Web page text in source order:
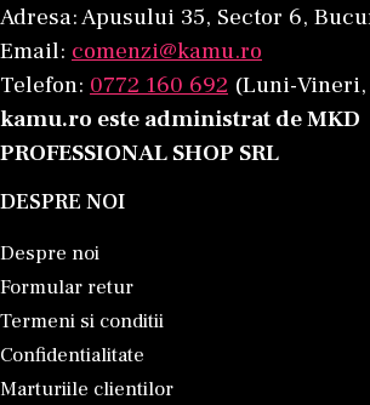
Adresa: Apusului 35, Sector 6,
Email: comenzi@kamu.ro
Telefon: 0772 160 692 (Luni-
kamu.ro este administrat de MKD
PROFESSIONAL SHOP SRL
DESPRE NOI
Despre noi
Formular retur
Termeni si conditii
Confidentialitate
Marturiile clientilor